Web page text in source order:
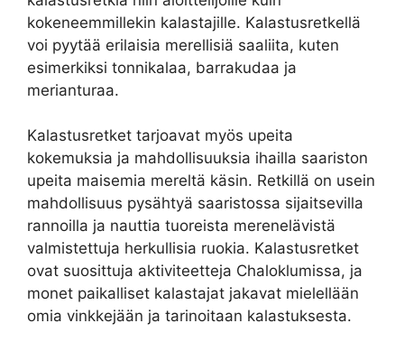
kokeneemmillekin kalastajille. Kalastusretkellä
voi pyytää erilaisia merellisiä saaliita, kuten
esimerkiksi tonnikalaa, barrakudaa ja
merianturaa.
Kalastusretket tarjoavat myös upeita
kokemuksia ja mahdollisuuksia ihailla saariston
upeita maisemia mereltä käsin. Retkillä on usein
mahdollisuus pysähtyä saaristossa sijaitsevilla
rannoilla ja nauttia tuoreista merenelävistä
valmistettuja herkullisia ruokia. Kalastusretket
ovat suosittuja aktiviteetteja Chaloklumissa, ja
monet paikalliset kalastajat jakavat mielellään
omia vinkkejään ja tarinoitaan kalastuksesta.